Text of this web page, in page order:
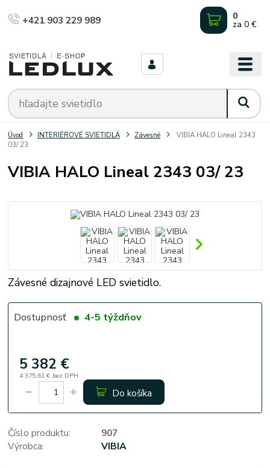
+421 903 229 989 0
za 0 €
Úvod INTERIÉROVÉ SVIETIDLÁ Závesné
VIBIA HALO Lineal 2343
03/ 23
VIBIA HALO Lineal 2343 03/ 23
Závesné dizajnové LED svietidlo.
Dostupnosť 4-5 týždňov
5 382 €
4 375,61 € bez DPH
Do košíka
Číslo produktu:
907
Výrobca:
VIBIA